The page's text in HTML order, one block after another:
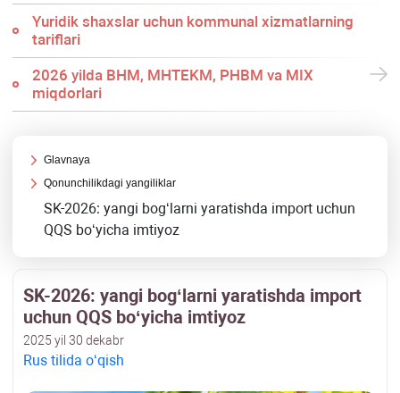
Yuridik shaхslar uchun kommunal хizmatlarning
tariflari
2026 yilda BHM, MHTEKM, PHBM va MIX
miqdorlari
Glavnaya
Qonunchilikdagi yangiliklar
SK-2026: yangi bogʻlarni yaratishda import uchun
QQS boʻyicha imtiyoz
SK-2026: yangi bogʻlarni yaratishda import
uchun QQS boʻyicha imtiyoz
2025 yil 30 dekabr
Rus tilida oʻqish